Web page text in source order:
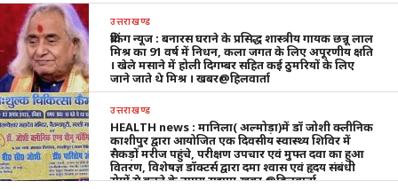
उत्तराखण्ड
ब्रेकिंग न्यूज : बनारस घराने के प्रसिद्ध शास्त्रीय गायक छन्नू लाल
मिश्र का 91 वर्ष में निधन, कला जगत के लिए अपूरणीय क्षति
। खेले मसाने में होली दिगम्बर सहित कई ठुमरियों के लिए
जाने जाते थे मिश्र । खबर@हिलवार्ता
उत्तराखण्ड
HEALTH news : मानिला( अल्मोड़ा)में डॉ जोशी क्लीनिक
काशीपुर द्वारा आयोजित एक दिवसीय स्वास्थ्य शिविर में
सैकड़ों मरीज पहुंचे, परीक्षण उपचार एवं मुफ्त दवा का हुआ
वितरण, विशेषज्ञ डॉक्टर्स द्वारा दमा श्वास एवं हृदय संबंधी
रोगों से बचने के उपाय सुझाए,खबर @हिलवार्ता